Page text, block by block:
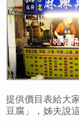
提供價目表給大
豆腐」，姊夫說